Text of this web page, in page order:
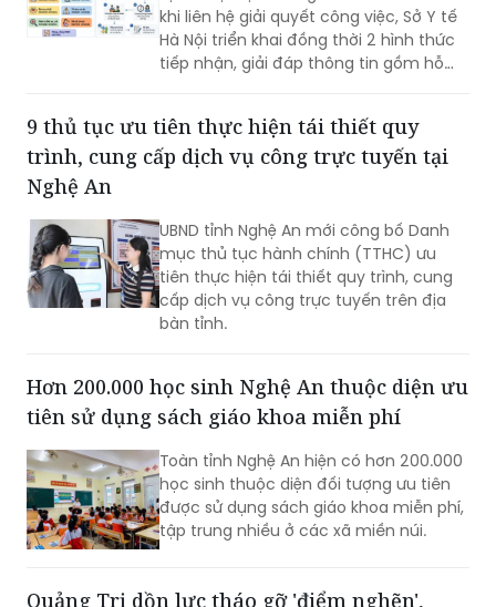
khi liên hệ giải quyết công việc, Sở Y tế
Hà Nội triển khai đồng thời 2 hình thức
tiếp nhận, giải đáp thông tin gồm hỗ
9 thủ tục ưu tiên thực hiện tái thiết quy
trình, cung cấp dịch vụ công trực tuyến tại
Nghệ An
UBND tỉnh Nghệ An mới công bố Danh
mục thủ tục hành chính (TTHC) ưu
tiên thực hiện tái thiết quy trình, cung
cấp dịch vụ công trực tuyến trên địa
bàn tỉnh.
Hơn 200.000 học sinh Nghệ An thuộc diện ưu
tiên sử dụng sách giáo khoa miễn phí
Toàn tỉnh Nghệ An hiện có hơn 200.000
học sinh thuộc diện đối tượng ưu tiên
được sử dụng sách giáo khoa miễn phí,
tập trung nhiều ở các xã miền núi.
Quảng Trị dồn lực tháo gỡ 'điểm nghẽn',